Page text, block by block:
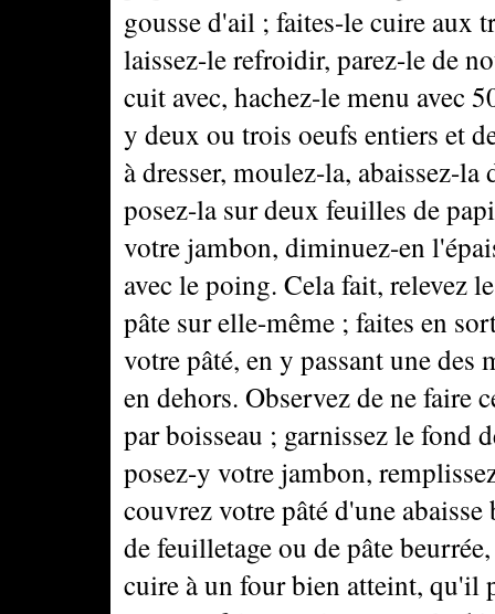
gousse d'ail ; faites-le cuire aux
laissez-le refroidir, parez-le de
cuit avec, hachez-le menu avec
y deux ou trois oeufs entiers et
à dresser, moulez-la, abaissez-
posez-la sur deux feuilles de
votre jambon, diminuez-en
avec le poing. Cela fait, relevez
pâte sur elle-même ; faites en
votre pâté, en y passant une des
en dehors. Observez de ne faire
par boisseau ; garnissez le fond
posez-y votre jambon,
couvrez votre pâté d'une
de feuilletage ou de pâte
cuire à un four bien atteint, qu'il